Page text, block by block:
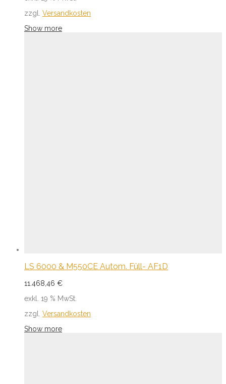
zzgl. Versandkosten
Show more
LS 6000 & M550CE Autom. Füll- AF1D
11.468,46 €
exkl. 19 % MwSt.
zzgl. Versandkosten
Show more